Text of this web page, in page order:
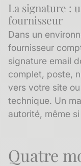
La signature :
fournisseur
Dans un
fournisseur
signature email
complet, poste,
vers votre site
technique. Un
autorité, même
Quatre